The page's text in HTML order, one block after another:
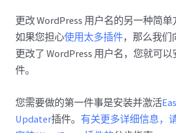
更改 WordPress 用户名的另一种简单
如果您担心使用太多插件，那么我们
更改了 WordPress 用户名，您就可
件。
您需要做的第一件事是安装并激活
Updater插件。 有关更多详细信息，